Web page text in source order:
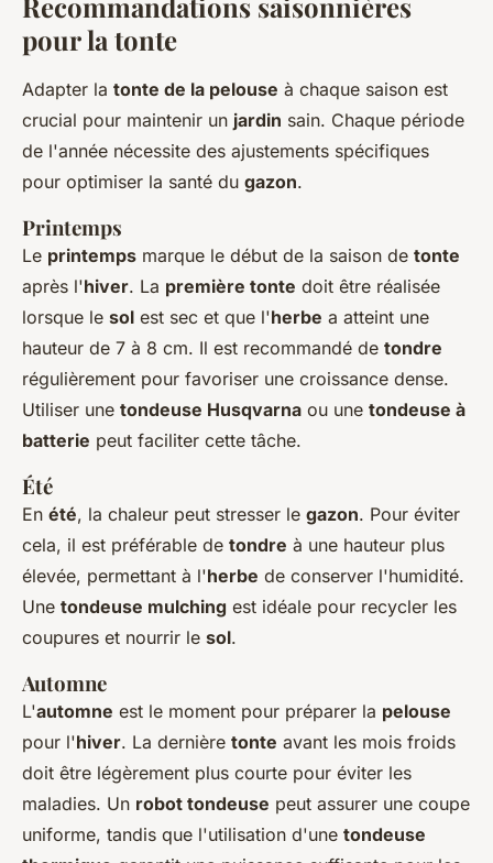
pour la tonte
Adapter la tonte de la pelouse à chaque saison est
crucial pour maintenir un jardin sain. Chaque période
de l'année nécessite des ajustements spécifiques
pour optimiser la santé du gazon.
Printemps
Le printemps marque le début de la saison de tonte
après l'hiver. La première tonte doit être réalisée
lorsque le sol est sec et que l'herbe a atteint une
hauteur de 7 à 8 cm. Il est recommandé de tondre
régulièrement pour favoriser une croissance dense.
Utiliser une tondeuse Husqvarna ou une tondeuse à
batterie peut faciliter cette tâche.
Été
En été, la chaleur peut stresser le gazon. Pour éviter
cela, il est préférable de tondre à une hauteur plus
élevée, permettant à l'herbe de conserver l'humidité.
Une tondeuse mulching est idéale pour recycler les
coupures et nourrir le sol.
Automne
L'automne est le moment pour préparer la pelouse
pour l'hiver. La dernière tonte avant les mois froids
doit être légèrement plus courte pour éviter les
maladies. Un robot tondeuse peut assurer une coupe
uniforme, tandis que l'utilisation d'une tondeuse